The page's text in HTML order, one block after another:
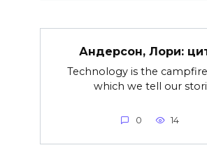
Андерсон, Лори:
Technology is the
which we tell our
0 14